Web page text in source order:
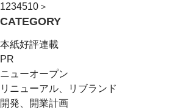
1234510 ＞
CATEGORY
本紙好評連載
PR
ニューオープン
リニューアル、リブランド
開発、開業計画